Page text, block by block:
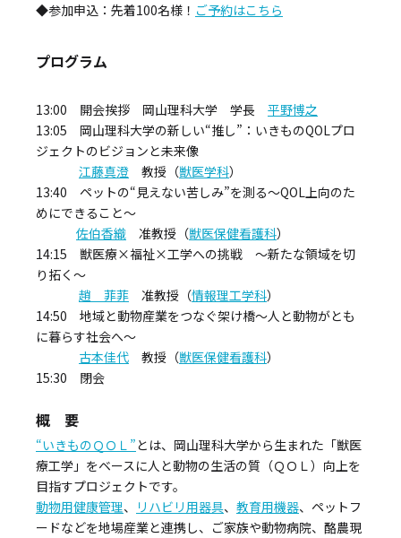
◆参加申込：先着100名様！ ご予約はこちら
プログラム
13:00 開会挨拶 岡山理科大学 学長 平野博之
13:05 岡山理科大学の新しい“推し”：いきものQOLプロ
ジェクトのビジョンと未来像
江藤真澄 教授（獣医学科）
13:40 ペットの“見えない苦しみ”を測る～QOL上向のた
めにできること～
佐伯香織 准教授（獣医保健看護科）
14:15 獣医療×福祉×工学への挑戦 ～新たな領域を切
り拓く～
趙 菲菲 准教授（情報理工学科）
14:50 地域と動物産業をつなぐ架け橋～人と動物がとも
に暮らす社会へ～
古本佳代 教授（獣医保健看護科）
15:30 閉会
概 要
“いきものＱＯＬ”とは、岡山理科大学から生まれた「獣医
療工学」をベースに人と動物の生活の質（ＱＯＬ）向上を
目指すプロジェクトです。
動物用健康管理、 リハビリ用器具、 教育用機器、ペットフ
ードなどを地場産業と連携し、ご家族や動物病院、酪農現